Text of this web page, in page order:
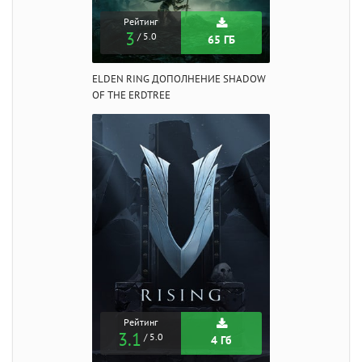
Рейтинг
3 / 5.0 65 ГБ
ELDEN RING ДОПОЛНЕНИЕ SHADOW
OF THE ERDTREE
Рейтинг
3.1 / 5.0 4 Гб